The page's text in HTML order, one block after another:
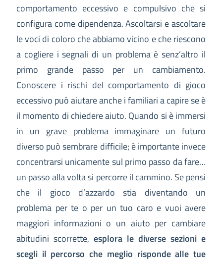
comportamento eccessivo e compulsivo che si
configura come dipendenza. Ascoltarsi e ascoltare
le voci di coloro che abbiamo vicino e che riescono
a cogliere i segnali di un problema è senz’altro il
primo grande passo per un cambiamento.
Conoscere i rischi del comportamento di gioco
eccessivo può aiutare anche i familiari a capire se è
il momento di chiedere aiuto. Quando si è immersi
in un grave problema immaginare un futuro
diverso può sembrare difficile; è importante invece
concentrarsi unicamente sul primo passo da fare…
un passo alla volta si percorre il cammino. Se pensi
che il gioco d’azzardo stia diventando un
problema per te o per un tuo caro e vuoi avere
maggiori informazioni o un aiuto per cambiare
abitudini scorrette, esplora le diverse sezioni e
scegli il percorso che meglio risponde alle tue